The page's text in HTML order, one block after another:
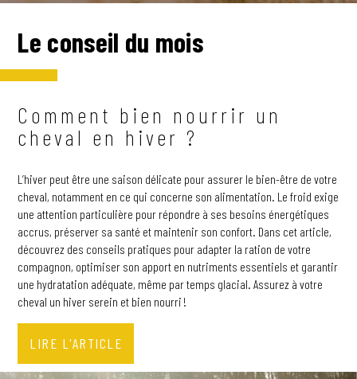
OÙ TROUVER NOS PRODUITS
Le conseil du mois
Comment bien nourrir un
cheval en hiver ?
L’hiver peut être une saison délicate pour assurer le bien-être de votre
cheval, notamment en ce qui concerne son alimentation. Le froid exige
une attention particulière pour répondre à ses besoins énergétiques
accrus, préserver sa santé et maintenir son confort. Dans cet article,
découvrez des conseils pratiques pour adapter la ration de votre
compagnon, optimiser son apport en nutriments essentiels et garantir
une hydratation adéquate, même par temps glacial. Assurez à votre
cheval un hiver serein et bien nourri !
LIRE L'ARTICLE